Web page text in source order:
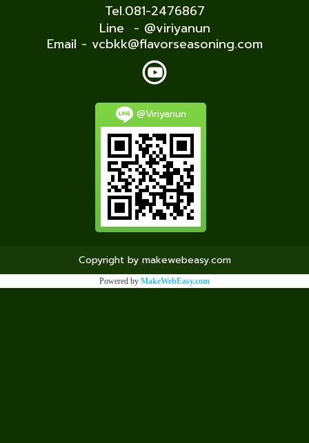
Tel.081-2476867
Line - @viriyanun
Email - vcbkk@flavorseasoning.com
@Viriyanun
Copyright by makewebeasy.com
Powered by MakeWebEasy.com